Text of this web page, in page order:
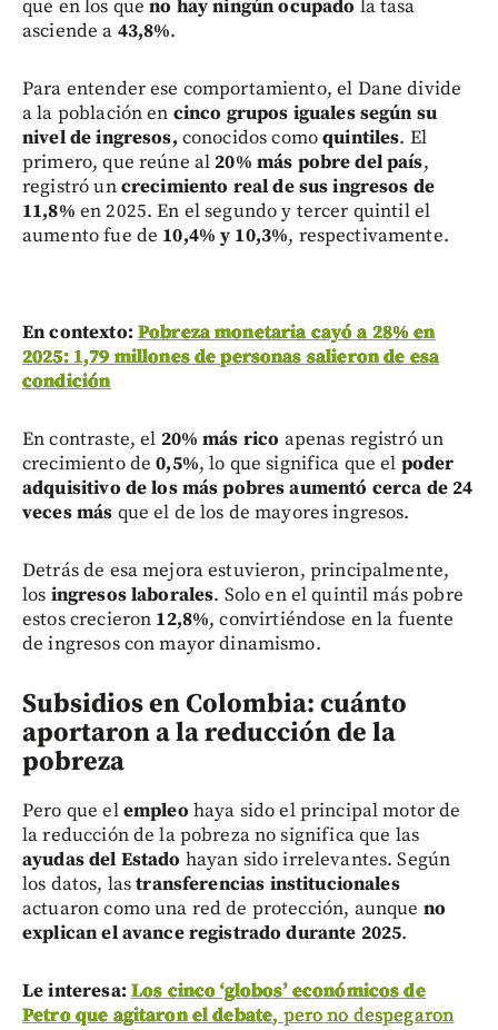
que en los queno hay ningún ocupado la tasa
asciende a 43,8%.
Para entender ese comportamiento, el Dane divide
a la población en cinco grupos iguales según su
nivel de ingresos, conocidos comoquintiles. El
primero, que reúne al20% más pobre del país,
registró uncrecimiento real de sus ingresos de
11,8% en 2025. En el segundo y tercer quintil el
aumento fue de 10,4% y 10,3%, respectivamente.
En contexto: Pobreza monetaria cayó a 28% en
2025: 1,79 millones de personas salieron de esa
condición
En contraste, el 20% más rico apenas registró un
crecimiento de0,5%, lo que significa que el poder
adquisitivo de los más pobres aumentó cerca de 24
veces más que el de los de mayores ingresos.
Detrás de esa mejora estuvieron, principalmente,
los ingresos laborales. Solo en el quintil más pobre
estos crecieron 12,8%, convirtiéndose en la fuente
de ingresos con mayor dinamismo.
Subsidios en Colombia: cuánto
aportaron a la reducción de la
pobreza
Pero que elempleo haya sido el principal motor de
la reducción de la pobreza no significa que las
ayudas del Estado hayan sido irrelevantes. Según
los datos, lastransferencias institucionales
actuaron como una red de protección, aunque no
explican el avance registrado durante 2025.
Le interesa: Los cinco ‘globos’ económicos de
Petro que agitaron el debate, pero no despegaron